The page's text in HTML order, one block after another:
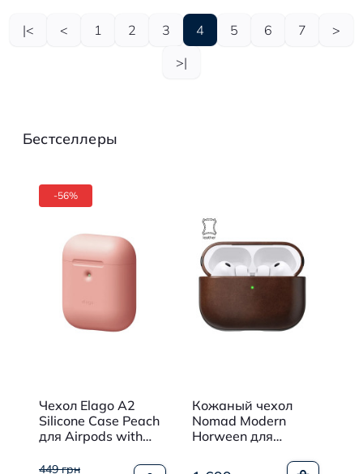
|< < 1 2 3 4 5 6 7
>
>|
Бестселлеры
-56%
Чехол Elago A2
Silicone Case Peach
для Airpods with
Case
449 грн
Кожаный чехол
Nomad Modern
Horween для